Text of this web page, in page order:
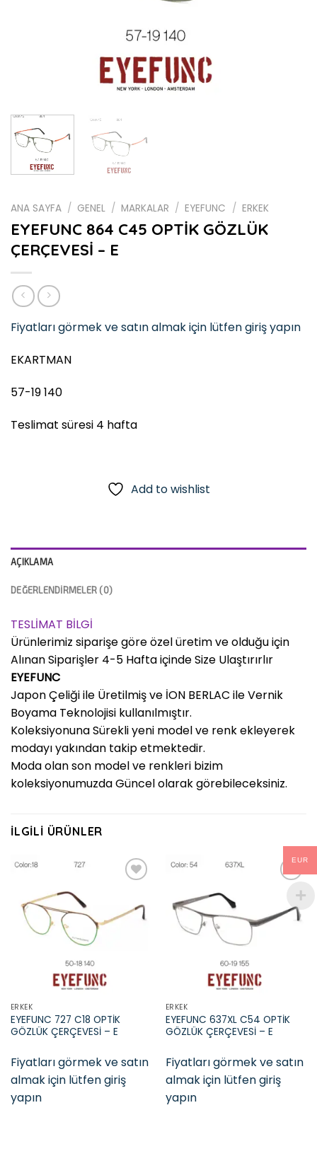
ANA SAYFA / GENEL / MARKALAR / EYEFUNC / ERKEK
EYEFUNC 864 C45 OPTİK GÖZLÜK
ÇERÇEVESİ – E
Fiyatları görmek ve satın almak için lütfen giriş yapın
EKARTMAN
57-19 140
Teslimat süresi 4 hafta
Add to wishlist
AÇIKLAMA
DEĞERLENDIRMELER (0)
TESLİMAT BİLGİ
Ürünlerimiz siparişe göre özel üretim ve olduğu için
Alınan Siparişler 4-5 Hafta içinde Size Ulaştırırlır
EYEFUNC
Japon Çeliği ile Üretilmiş ve İON BERLAC ile Vernik
Boyama Teknolojisi kullanılmıştır.
Koleksiyonuna Sürekli yeni model ve renk ekleyerek
modayı yakından takip etmektedir.
Moda olan son model ve renkleri bizim
koleksiyonumuzda Güncel olarak görebileceksiniz.
İLGILI ÜRÜNLER
Add to
ERKEK
EYEFUNC 727 C18 OPTİK
GÖZLÜK ÇERÇEVESİ – E
Fiyatları görmek ve satın
almak için lütfen giriş
yapın
Add to
wishlist
ERKEK
EYEFUNC 637XL C54 OPTİK
GÖZLÜK ÇERÇEVESİ – E
Fiyatları görmek ve satın
almak için lütfen giriş
yapın
EUR